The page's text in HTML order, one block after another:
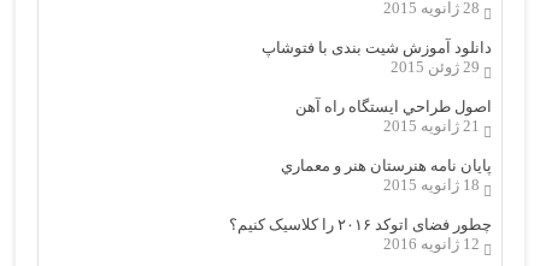
28 ژانویه 2015
دانلود آموزش شیت بندی با فتوشاپ
29 ژوئن 2015
اصول طراحي ایستگاه راه آهن
21 ژانویه 2015
پایان نامه هنرستان هنر و معماري
18 ژانویه 2015
چطور فضای اتوکد ۲۰۱۶ را کلاسیک کنیم؟
12 ژانویه 2016